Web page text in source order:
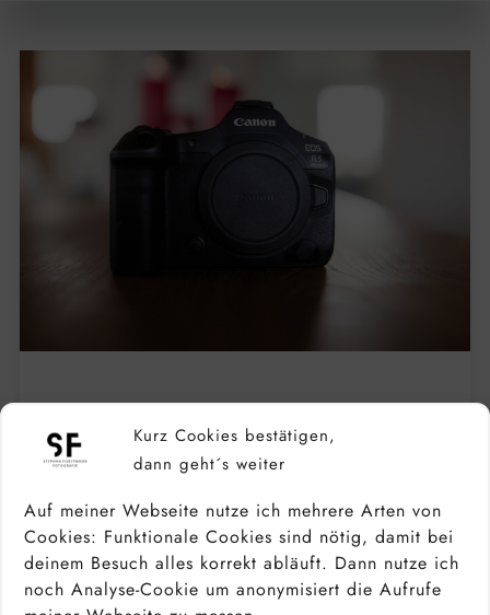
Kurz Cookies bestätigen,
dann geht´s weiter
Auf meiner Webseite nutze ich mehrere Arten von
Cookies: Funktionale Cookies sind nötig, damit bei
deinem Besuch alles korrekt abläuft. Dann nutze ich
noch Analyse-Cookie um anonymisiert die Aufrufe
CANON EOS R5 MARK II TEST: PROFI-
KAMERA IN DER PRAXIS 2026